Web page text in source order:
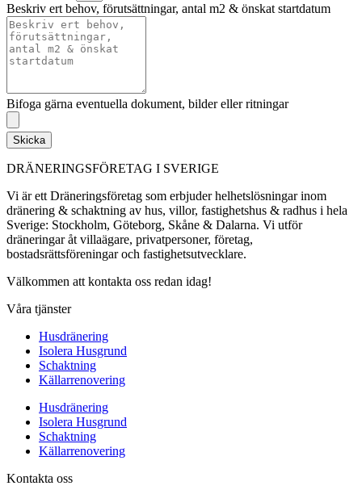
Beskriv ert behov, förutsättningar, antal m2 & önskat startdatum
Bifoga gärna eventuella dokument, bilder eller ritningar
Skicka
DRÄNERINGSFÖRETAG I SVERIGE
Vi är ett Dräneringsföretag som erbjuder helhetslösningar inom
dränering & schaktning av hus, villor, fastighetshus & radhus i hela
Sverige: Stockholm, Göteborg, Skåne & Dalarna. Vi utför
dräneringar åt villaägare, privatpersoner, företag,
bostadsrättsföreningar och fastighetsutvecklare.
Välkommen att kontakta oss redan idag!
Våra tjänster
Husdränering
Isolera Husgrund
Schaktning
Källarrenovering
Husdränering
Isolera Husgrund
Schaktning
Källarrenovering
Kontakta oss